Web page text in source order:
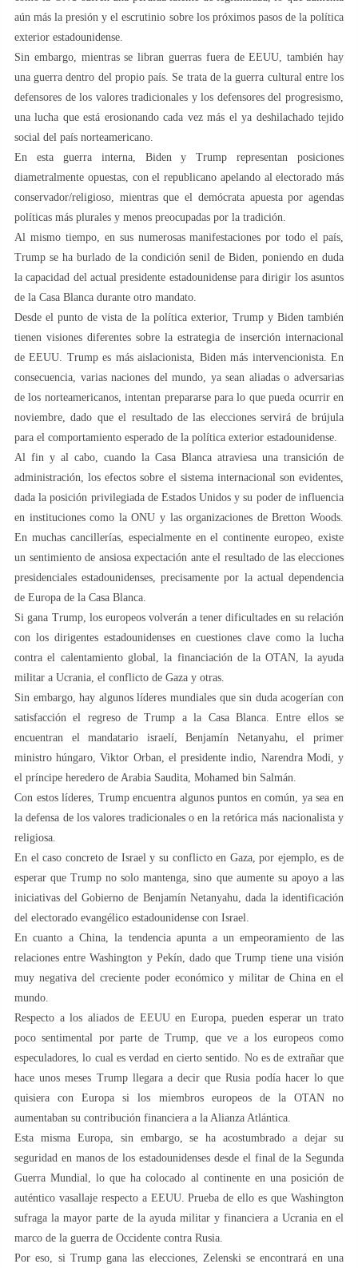
aún más la presión y el escrutinio sobre los próximos pasos de la política
exterior estadounidense.
Sin embargo, mientras se libran guerras fuera de EEUU, también hay
una guerra dentro del propio país. Se trata de la guerra cultural entre los
defensores de los valores tradicionales y los defensores del progresismo,
una lucha que está erosionando cada vez más el ya deshilachado tejido
social del país norteamericano.
En esta guerra interna, Biden y Trump representan posiciones
diametralmente opuestas, con el republicano apelando al electorado más
conservador/religioso, mientras que el demócrata apuesta por agendas
políticas más plurales y menos preocupadas por la tradición.
Al mismo tiempo, en sus numerosas manifestaciones por todo el país,
Trump se ha burlado de la condición senil de Biden, poniendo en duda
la capacidad del actual presidente estadounidense para dirigir los asuntos
de la Casa Blanca durante otro mandato.
Desde el punto de vista de la política exterior, Trump y Biden también
tienen visiones diferentes sobre la estrategia de inserción internacional
de EEUU. Trump es más aislacionista, Biden más intervencionista. En
consecuencia, varias naciones del mundo, ya sean aliadas o adversarias
de los norteamericanos, intentan prepararse para lo que pueda ocurrir en
noviembre, dado que el resultado de las elecciones servirá de brújula
para el comportamiento esperado de la política exterior estadounidense.
Al fin y al cabo, cuando la Casa Blanca atraviesa una transición de
administración, los efectos sobre el sistema internacional son evidentes,
dada la posición privilegiada de Estados Unidos y su poder de influencia
en instituciones como la ONU y las organizaciones de Bretton Woods.
En muchas cancillerías, especialmente en el continente europeo, existe
un sentimiento de ansiosa expectación ante el resultado de las elecciones
presidenciales estadounidenses, precisamente por la actual dependencia
de Europa de la Casa Blanca.
Si gana Trump, los europeos volverán a tener dificultades en su relación
con los dirigentes estadounidenses en cuestiones clave como la lucha
contra el calentamiento global, la financiación de la OTAN, la ayuda
militar a Ucrania, el conflicto de Gaza y otras.
Sin embargo, hay algunos líderes mundiales que sin duda acogerían con
satisfacción el regreso de Trump a la Casa Blanca. Entre ellos se
encuentran el mandatario israelí, Benjamín Netanyahu, el primer
ministro húngaro, Viktor Orban, el presidente indio, Narendra Modi, y
el príncipe heredero de Arabia Saudita, Mohamed bin Salmán.
Con estos líderes, Trump encuentra algunos puntos en común, ya sea en
la defensa de los valores tradicionales o en la retórica más nacionalista y
religiosa.
En el caso concreto de Israel y su conflicto en Gaza, por ejemplo, es de
esperar que Trump no solo mantenga, sino que aumente su apoyo a las
iniciativas del Gobierno de Benjamín Netanyahu, dada la identificación
del electorado evangélico estadounidense con Israel.
En cuanto a China, la tendencia apunta a un empeoramiento de las
relaciones entre Washington y Pekín, dado que Trump tiene una visión
muy negativa del creciente poder económico y militar de China en el
mundo.
Respecto a los aliados de EEUU en Europa, pueden esperar un trato
poco sentimental por parte de Trump, que ve a los europeos como
especuladores, lo cual es verdad en cierto sentido. No es de extrañar que
hace unos meses Trump llegara a decir que Rusia podía hacer lo que
quisiera con Europa si los miembros europeos de la OTAN no
aumentaban su contribución financiera a la Alianza Atlántica.
Esta misma Europa, sin embargo, se ha acostumbrado a dejar su
seguridad en manos de los estadounidenses desde el final de la Segunda
Guerra Mundial, lo que ha colocado al continente en una posición de
auténtico vasallaje respecto a EEUU. Prueba de ello es que Washington
sufraga la mayor parte de la ayuda militar y financiera a Ucrania en el
marco de la guerra de Occidente contra Rusia.
Por eso, si Trump gana las elecciones, Zelenski se encontrará en una